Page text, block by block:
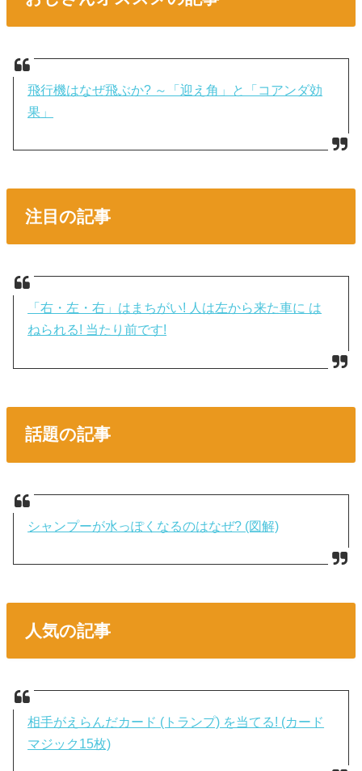
飛行機はなぜ飛ぶか? ～「迎え角」と「コアンダ効
果」
注目の記事
「右・左・右」はまちがい! 人は左から来た車に は
ねられる! 当たり前です!
話題の記事
シャンプーが水っぽくなるのはなぜ? (図解)
人気の記事
相手がえらんだカード (トランプ) を当てる! (カード
マジック15枚)